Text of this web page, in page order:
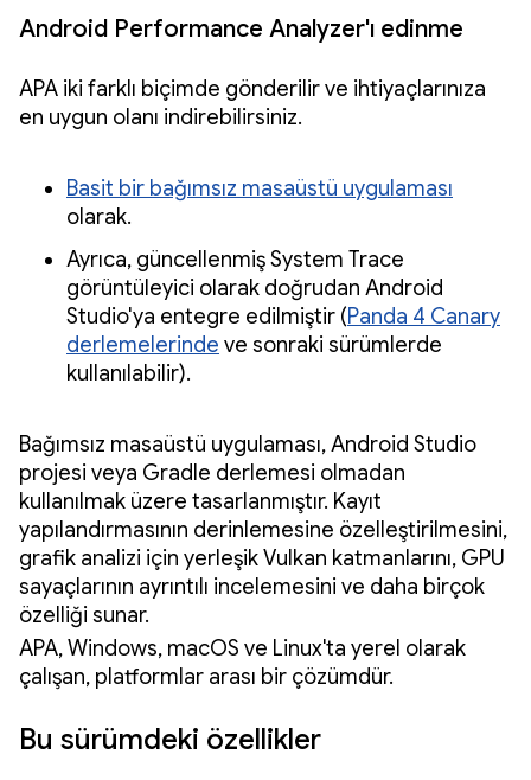
Android Performance Analyzer'ı edinme
APA iki farklı biçimde gönderilir ve ihtiyaçlarınıza
en uygun olanı indirebilirsiniz.
Basit bir bağımsız masaüstü uygulaması
olarak.
Ayrıca, güncellenmiş System Trace
görüntüleyici olarak doğrudan Android
Studio'ya entegre edilmiştir (Panda 4 Canary
derlemelerinde ve sonraki sürümlerde
kullanılabilir).
Bağımsız masaüstü uygulaması, Android Studio
projesi veya Gradle derlemesi olmadan
kullanılmak üzere tasarlanmıştır. Kayıt
yapılandırmasının derinlemesine özelleştirilmesini,
grafik analizi için yerleşik Vulkan katmanlarını, GPU
sayaçlarının ayrıntılı incelemesini ve daha birçok
özelliği sunar.
APA, Windows, macOS ve Linux'ta yerel olarak
çalışan, platformlar arası bir çözümdür.
Bu sürümdeki özellikler